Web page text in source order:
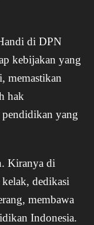
di DPN
kebijakan yang
memastikan
hak
yang
Kiranya di
dedikasi
membawa
Indonesia.